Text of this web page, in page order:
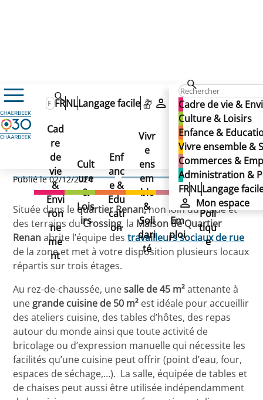
Cadre de vie &
Culture & Loisirs
Enfance &
Vivre ensemble &
Commerces &
Administration &
FRNLLangage
Mon espace
FRNLLangage facile
Mon espace
Cad
re
de
vie
&
Envi
ron
ne
me
nt
Cult
ure
&
Lois
irs
Enf
anc
e &
Edu
cati
on
Vivr
e
ens
em
ble
&
Soli
dari
té
Co
mm
erc
es
&
Em
ploi
Ad
min
istr
atio
n &
Poli
tiqu
e
Maison de quartier Renan
Maison de quartier
Renan
Maison de quartier Renan
Publié le 02/12/2024
Située dans le quartier Renan,non loin du stade et
des terrains duCrossing, la Maison de Quartier
Renanabrite l’équipe destravailleurs sociaux de rue
de la zone et met à votre disposition plusieurs locaux
répartis sur trois étages.
Au rez-de-chaussée, unesalle de 45 m²attenante à
une grande cuisine de 50 m² est idéale pour accueillir
des ateliers cuisine, des tables d’hôtes, des repas
autour du monde ainsi que toute activité de
bricolage ou d’expression manuelle qui nécessite les
facilités qu’une cuisine peut offrir (point d’eau, four,
espaces de séchage,…). La salle, équipée de tables et
de chaises peut aussi être utilisée indépendamment